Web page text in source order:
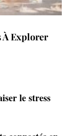
À Explorer
le stress